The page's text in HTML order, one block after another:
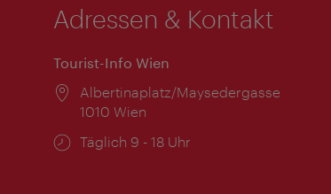
Adressen & Kontakt
Tourist-Info Wien
Ort:
Albertinaplatz/Maysedergasse
1010 Wien
Öffnungszeiten:
Täglich 9 - 18 Uhr